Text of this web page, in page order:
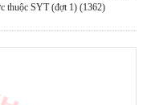
thuộc SYT (đợt 1) (1362)